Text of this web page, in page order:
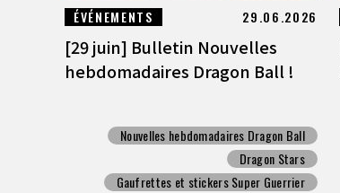
ÉVÉNEMENTS 29.06.2026
[29 juin] Bulletin Nouvelles
hebdomadaires Dragon Ball !
Nouvelles hebdomadaires Dragon Ball
Dragon Stars
Gaufrettes et stickers Super Guerrier